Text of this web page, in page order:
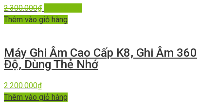
2.300.000₫
Thêm vào giỏ hàng
Máy Ghi Âm Cao Cấp K8, Ghi Âm 360
Độ, Dùng Thẻ Nhớ
2.200.000₫
Thêm vào giỏ hàng